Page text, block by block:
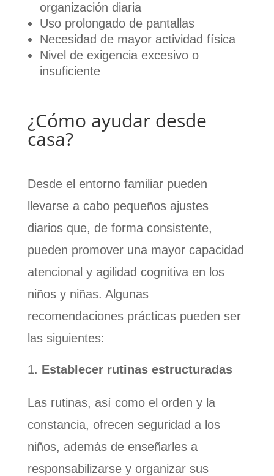
organización diaria
Uso prolongado de pantallas
Necesidad de mayor actividad física
Nivel de exigencia excesivo o
insuficiente
¿Cómo ayudar desde
casa?
Desde el entorno familiar pueden
llevarse a cabo pequeños ajustes
diarios que, de forma consistente,
pueden promover una mayor capacidad
atencional y agilidad cognitiva en los
niños y niñas. Algunas
recomendaciones prácticas pueden ser
las siguientes:
Establecer rutinas estructuradas
Las rutinas, así como el orden y la
constancia, ofrecen seguridad a los
niños, además de enseñarles a
responsabilizarse y organizar sus